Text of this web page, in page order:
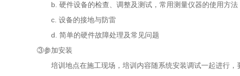
b. 硬件设备的检查、调整及测试，常用测量仪器的使用方法
c. 设备的接地与防雷
d. 简单的硬件故障处理及常见问题
③参加安装
培训地点在施工现场，培训内容随系统安装调试一起进行，